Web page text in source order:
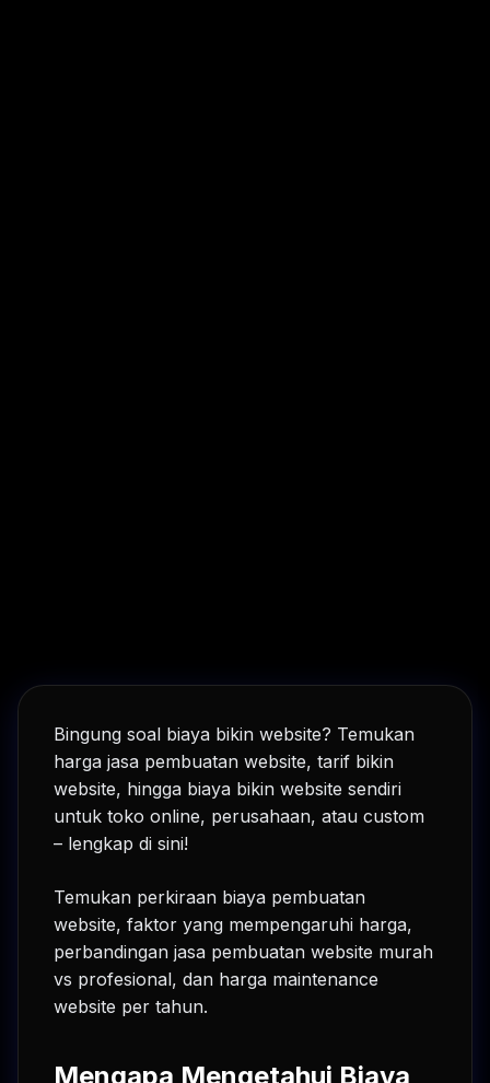
Bingung soal biaya bikin website? Temukan
harga jasa pembuatan website, tarif bikin
website, hingga biaya bikin website sendiri
untuk toko online, perusahaan, atau custom
– lengkap di sini!
Temukan perkiraan biaya pembuatan
website, faktor yang mempengaruhi harga,
perbandingan jasa pembuatan website murah
vs profesional, dan harga maintenance
website per tahun.
Mengapa Mengetahui Biaya